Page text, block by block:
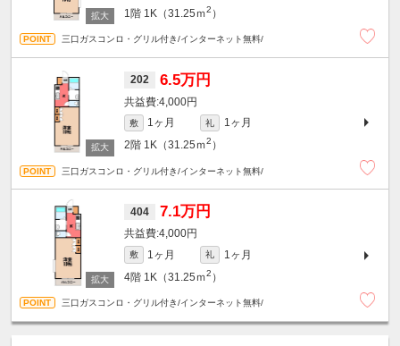
1階 1K（31.25ｍ2 ）
三口ガスコンロ・グリル付き/インターネット無料/
202 6.5万円
4,000円
敷 1ヶ月 礼
1ヶ月
2階 1K（31.25ｍ2 ）
三口ガスコンロ・グリル付き/インターネット無料/
404 7.1万円
4,000円
敷 1ヶ月 礼
1ヶ月
4階 1K（31.25ｍ2 ）
三口ガスコンロ・グリル付き/インターネット無料/